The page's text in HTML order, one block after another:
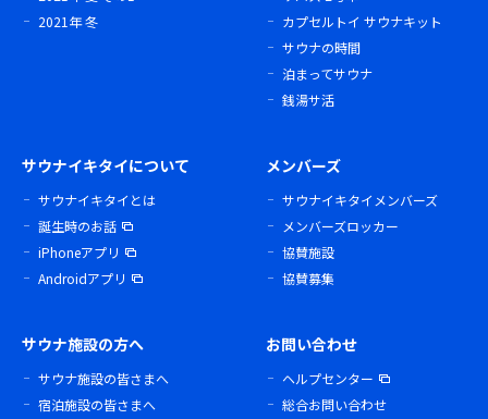
2021年 冬
カプセルトイ サウナキット
サウナの時間
泊まってサウナ
銭湯サ活
サウナイキタイについて
サウナイキタイとは
誕生時のお話
iPhoneアプリ
Androidアプリ
メンバーズ
サウナイキタイメンバーズ
メンバーズロッカー
協賛施設
協賛募集
サウナ施設の方へ
サウナ施設の皆さまへ
宿泊施設の皆さまへ
お問い合わせ
ヘルプセンター
総合お問い合わせ